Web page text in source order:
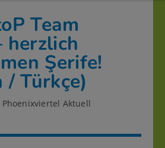
Team
herzlich
Şerife!
/ Türkçe)
Phoenixviertel Aktuell